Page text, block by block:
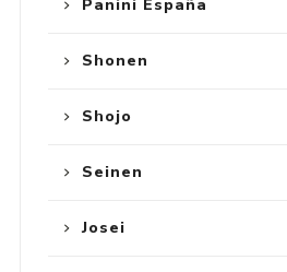
Panini España
Shonen
Shojo
Seinen
Josei